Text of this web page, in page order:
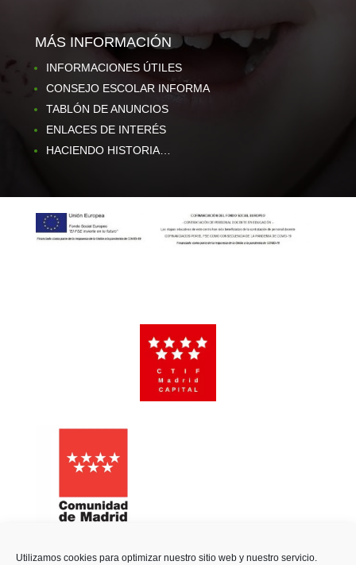
Utilizamos cookies para optimizar nuestro sitio web y nuestro servicio.
MÁS INFORMACIÓN
INFORMACIONES ÚTILES
CONSEJO ESCOLAR INFORMA
TABLÓN DE ANUNCIOS
ENLACES DE INTERÉS
HACIENDO HISTORIA…